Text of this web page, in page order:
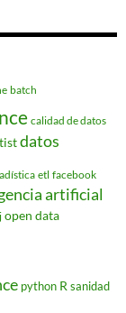
batch
calidad de datos
datos
etl facebook
artificial
open data
python R sanidad